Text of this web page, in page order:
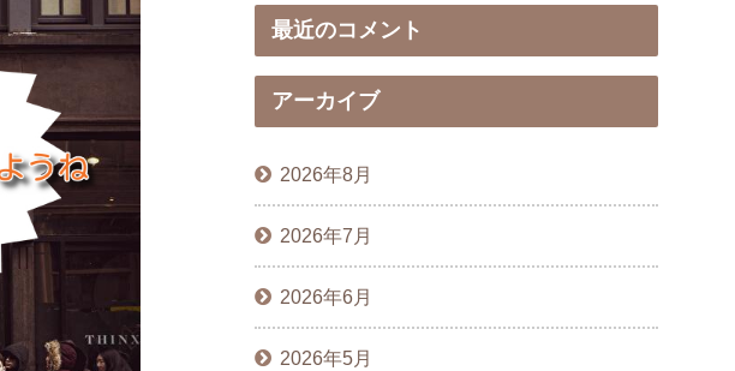
最近のコメント
アーカイブ
2026年8月
2026年7月
2026年6月
2026年5月